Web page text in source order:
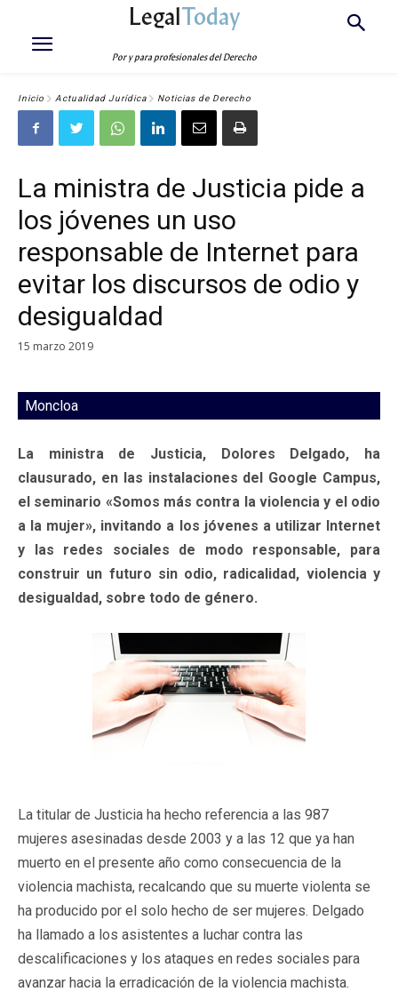
LegalToday
Por y para profesionales del Derecho
Inicio Actualidad Jurídica Noticias de Derecho
La ministra de Justicia pide a
los jóvenes un uso
responsable de Internet para
evitar los discursos de odio y
desigualdad
15 marzo 2019
Moncloa
La ministra de Justicia, Dolores Delgado, ha
clausurado, en las instalaciones del Google Campus,
el seminario «Somos más contra la violencia y el odio
a la mujer», invitando a los jóvenes a utilizar Internet
y las redes sociales de modo responsable, para
construir un futuro sin odio, radicalidad, violencia y
desigualdad, sobre todo de género.
La titular de Justicia ha hecho referencia a las 987
mujeres asesinadas desde 2003 y a las 12 que ya han
muerto en el presente año como consecuencia de la
violencia machista, recalcando que su muerte violenta se
ha producido por el solo hecho de ser mujeres. Delgado
ha llamado a los asistentes a luchar contra las
descalificaciones y los ataques en redes sociales para
avanzar hacia la erradicación de la violencia machista.